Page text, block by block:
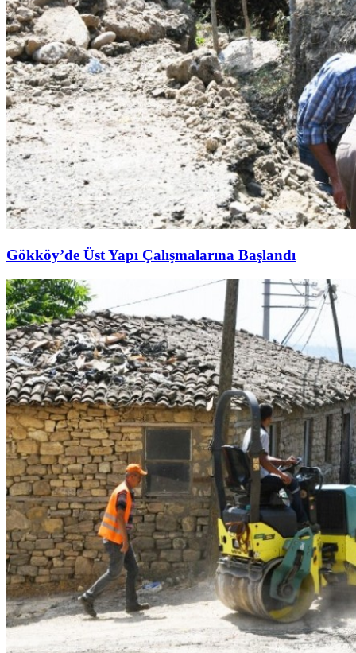
Gökköy’de Üst Yapı Çalışmalarına Başlandı